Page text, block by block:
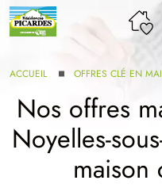
GAMME
ACCUEIL OFFRES CLÉ EN
Nos offres
Noyelles-
maison